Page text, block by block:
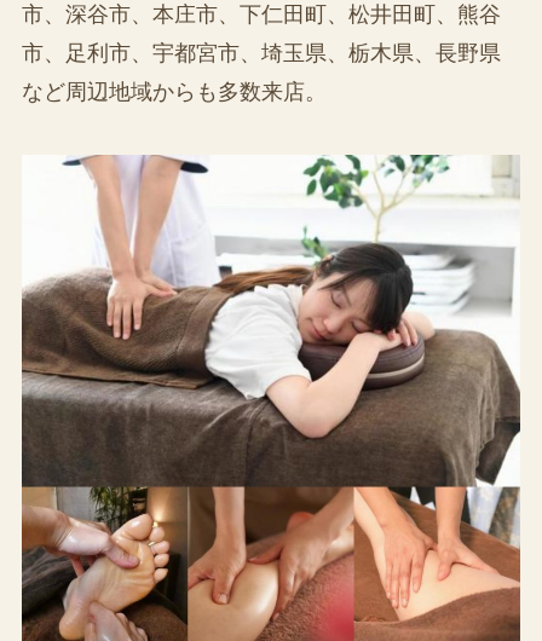
市、深谷市、本庄市、下仁田町、松井田町、熊谷
市、足利市、宇都宮市、埼玉県、栃木県、長野県
など周辺地域からも多数来店。